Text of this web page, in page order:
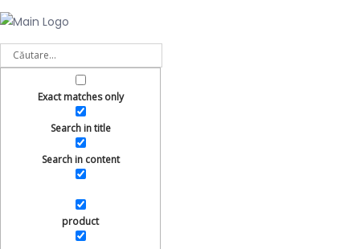
Exact matches only
Search in title
Search in content
product